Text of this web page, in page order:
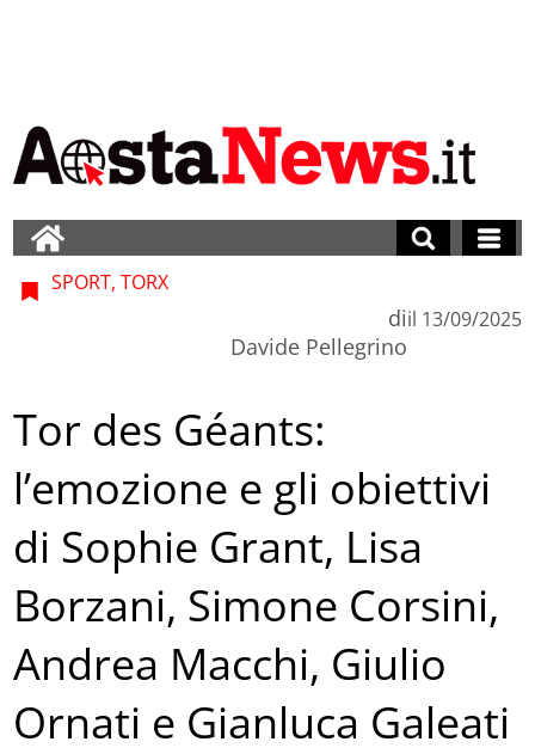
SPORT, TORX
di
Davide Pellegrino
il 13/09/2025
Tor des Géants:
l’emozione e gli obiettivi
di Sophie Grant, Lisa
Borzani, Simone Corsini,
Andrea Macchi, Giulio
Ornati e Gianluca Galeati